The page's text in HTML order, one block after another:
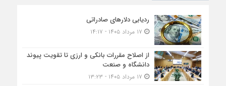
ردیابی دلارهای صادراتی
از اصلاح مقررات بانکی و ارزی تا تقویت پیوند
دانشگاه و صنعت